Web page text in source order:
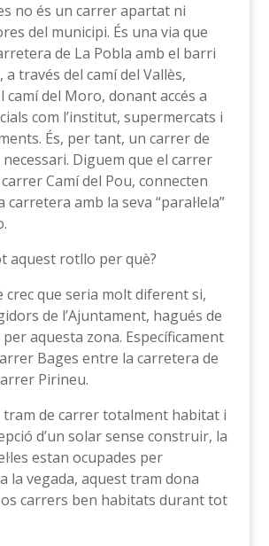
no és un carrer apartat ni
del municipi. És una via que
de La Pobla amb el barri
a través del camí del Vallès,
camí del Moro, donant accés a
com l’institut, supermercats i
És, per tant, un carrer de
Diguem que el carrer
Camí del Pou, connecten
amb la seva “paral·lela”
aquest rotllo per què?
crec que seria molt diferent si,
de l’Ajuntament, hagués de
aquesta zona. Específicament
Bages entre la carretera de
Pirineu.
tram de carrer totalment habitat i
d’un solar sense construir, la
estan ocupades per
la vegada, aquest tram dona
carrers ben habitats durant tot